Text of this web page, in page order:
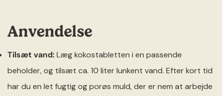
Anvendelse
Tilsæt vand:Læg kokostabletten i en passende
beholder, og tilsæt ca. 10 liter lunkent vand. Efter kort tid
har du en let fugtig og porøs muld, der er nem at arbejde